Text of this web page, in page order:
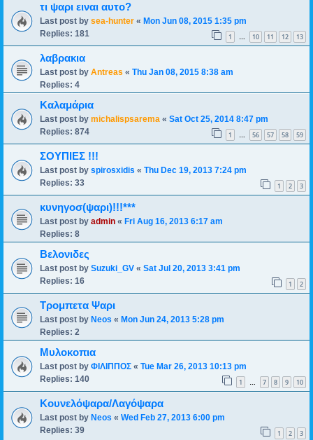
τι ψαρι ειναι αυτο?
Last post by sea-hunter « Mon Jun 08, 2015 1:35 pm
Replies: 181 1 10 11 12 13
λαβρακια
Last post by Antreas « Thu Jan 08, 2015 8:38 am
Replies: 4
Καλαμάρια
Last post by michalispsarema « Sat Oct 25, 2014 8:47 pm
Replies: 874 1 56 57 58 59
ΣΟΥΠΙΕΣ !!!
Last post by spirosxidis « Thu Dec 19, 2013 7:24 pm
Replies: 33 1 2 3
κυνηγοσ(ψαρι)!!!***
Last post by admin « Fri Aug 16, 2013 6:17 am
Replies: 8
Βελονιδες
Last post by Suzuki_GV « Sat Jul 20, 2013 3:41 pm
Replies: 16 1 2
Τρομπετα Ψαρι
Last post by Neos « Mon Jun 24, 2013 5:28 pm
Replies: 2
Mυλοκοπια
Last post by ΦΙΛΙΠΠΟΣ « Tue Mar 26, 2013 10:13 pm
Replies: 140 1 7 8 9 10
Κουνελόψαρα/Λαγόψαρα
Last post by Neos « Wed Feb 27, 2013 6:00 pm
Replies: 39 1 2 3